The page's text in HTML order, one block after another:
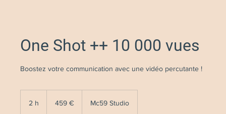
One Shot ++ 10 000 vues
Boostez votre communication avec une vidéo percutante !
2 h 459 € Mc59 Studio